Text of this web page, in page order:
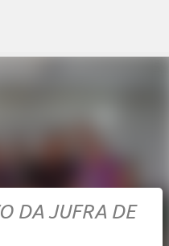
conteúdo principal
DA JUFRA DE